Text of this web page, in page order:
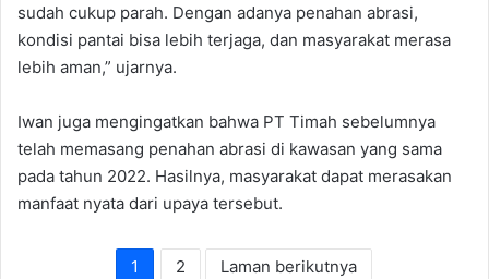
sudah cukup parah. Dengan adanya penahan abrasi,
kondisi pantai bisa lebih terjaga, dan masyarakat merasa
lebih aman,” ujarnya.
Iwan juga mengingatkan bahwa PT Timah sebelumnya
telah memasang penahan abrasi di kawasan yang sama
pada tahun 2022. Hasilnya, masyarakat dapat merasakan
manfaat nyata dari upaya tersebut.
1 2 Laman berikutnya